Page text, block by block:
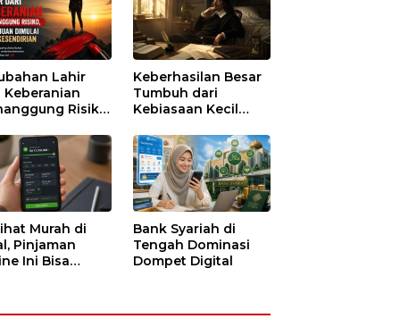
Lahir
Keberanian
Risiko,
Keberhasilan Besar
Tumbuh dari
Kebiasaan Kecil
dengan Sabar
Murah di
Pinjaman
Ini Bisa
Bank Syariah di
Tengah Dominasi
Dompet Digital